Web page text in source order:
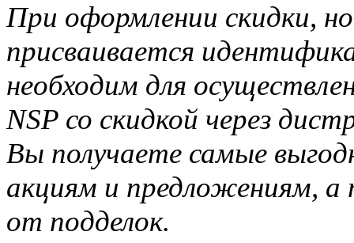
При оформлении скидки,
присваивается
необходим для
NSP со скидкой через
Вы получаете самые
акциям и предложениям,
от подделок.